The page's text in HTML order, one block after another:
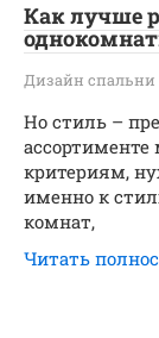
Как лучше
Дизайн спальни
Но стиль –
критериям,
именно к
комнат,
Читать